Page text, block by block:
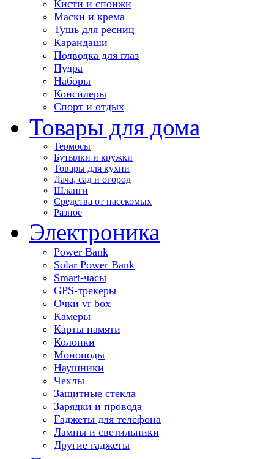
Кисти и спонжи
Маски и крема
Тушь для ресниц
Карандаши
Подводка для глаз
Пудра
Наборы
Консилеры
Спорт и отдых
Товары для дома
Термосы
Бутылки и кружки
Товары для кухни
Дача, сад и огород
Шланги
Средства от насекомых
Разное
Электроника
Power Bank
Solar Power Bank
Smart-часы
GPS-трекеры
Очки vr box
Камеры
Карты памяти
Колонки
Моноподы
Наушники
Чехлы
Защитные стекла
Зарядки и провода
Гаджеты для телефона
Лампы и светильники
Другие гаджеты